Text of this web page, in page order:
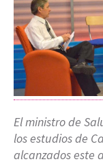
El ministro de
los estudios de
alcanzados este